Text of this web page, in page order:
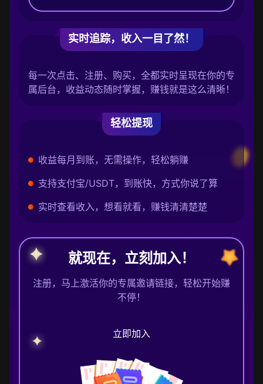
实时追踪，收入一目了然！
每一次点击、注册、购买，全都实时呈现在你的专
属后台，收益动态随时掌握，赚钱就是这么清晰！
轻松提现
收益每月到账，无需操作，轻松躺赚
支持支付宝/USDT，到账快，方式你说了算
实时查看收入，想看就看，赚钱清清楚楚
就现在，立刻加入！
注册，马上激活你的专属邀请链接，轻松开始赚
不停！
立即加入